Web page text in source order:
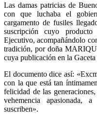
Las damas patricias de
con que luchaba el
cargamento de fusiles
suscripción cuyo
Ejecutivo, acompañándolo
tradición, por doña
cuya publicación en la
El documento dice así:
con la que está tan
felicidad de las
vehemencia apasionada,
suscriben».